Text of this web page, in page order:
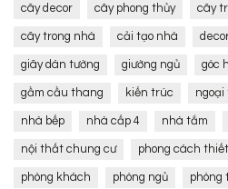
cây decor cây phong thủy cây
cây trong nhà cải tạo nhà
giây dán tường giường ngủ góc
gầm cầu thang kiến trúc
nhà bếp nhà cấp 4 nhà tắm
nội thất chung cư phong cách
phòng khách phòng ngủ phòng